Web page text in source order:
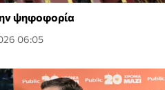
ψηφοφορία
06:05